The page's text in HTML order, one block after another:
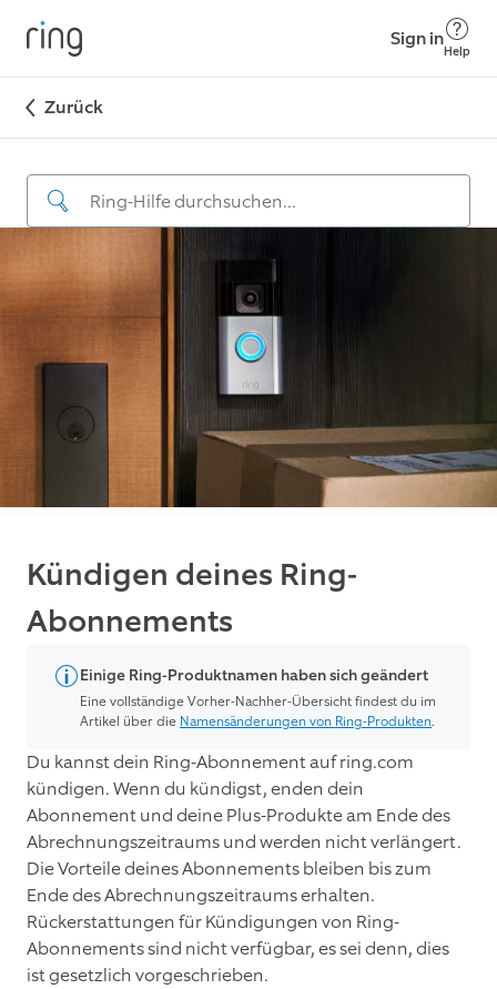
Sign in
Help
Zurück
Kündigen deines Ring-
Abonnements
Einige Ring-Produktnamen haben sich geändert
Eine vollständige Vorher-Nachher-Übersicht findest du im
Artikel über die Namensänderungen von Ring-Produkten.
Du kannst dein Ring-Abonnement auf ring.com
kündigen. Wenn du kündigst, enden dein
Abonnement und deine Plus-Produkte am Ende des
Abrechnungszeitraums und werden nicht verlängert.
Die Vorteile deines Abonnements bleiben bis zum
Ende des Abrechnungszeitraums erhalten.
Rückerstattungen für Kündigungen von Ring-
Abonnements sind nicht verfügbar, es sei denn, dies
ist gesetzlich vorgeschrieben.